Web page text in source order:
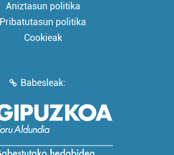
Aniztasun politika
Pribatutasun politika
Cookieak
Babesleak: